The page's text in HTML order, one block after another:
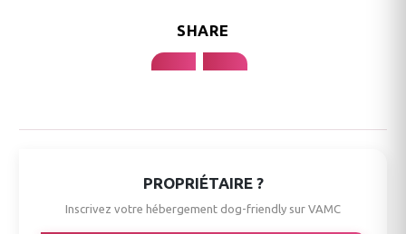
SHARE
PROPRIÉTAIRE ?
Inscrivez votre hébergement dog-friendly sur VAMC